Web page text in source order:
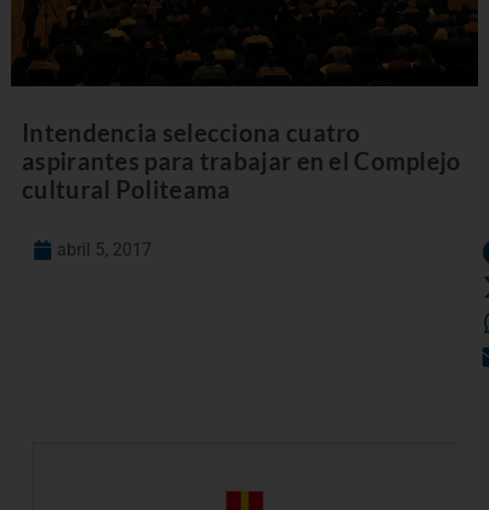
Intendencia selecciona cuatro
aspirantes para trabajar en el Complejo
cultural Politeama
abril 5, 2017